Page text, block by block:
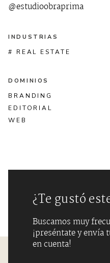
@estudioobraprima
INDUSTRIAS
# REAL ESTATE
DOMINIOS
BRANDING
EDITORIAL
WEB
¿Te gustó
Buscamos muy
¡preséntate y envía
en cuenta!